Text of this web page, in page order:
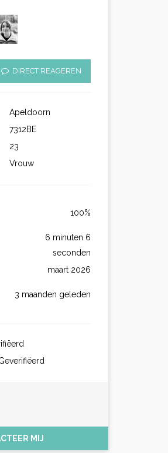
DIRECT REAGEREN
Apeldoorn
7312BE
23
Vrouw
100%
6 minuten 6
seconden
maart 2026
3 maanden geleden
MIJ